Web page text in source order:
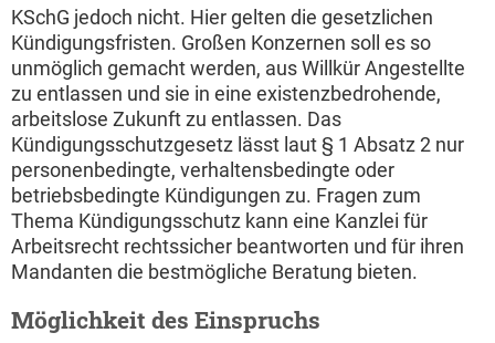
KSchG jedoch nicht. Hier gelten die gesetzlichen
Kündigungsfristen. Großen Konzernen soll es so
unmöglich gemacht werden, aus Willkür Angestellte
zu entlassen und sie in eine existenzbedrohende,
arbeitslose Zukunft zu entlassen. Das
Kündigungsschutzgesetz lässt laut § 1 Absatz 2 nur
personenbedingte, verhaltensbedingte oder
betriebsbedingte Kündigungen zu. Fragen zum
Thema Kündigungsschutz kann eine Kanzlei für
Arbeitsrecht rechtssicher beantworten und für ihren
Mandanten die bestmögliche Beratung bieten.
Möglichkeit des Einspruchs